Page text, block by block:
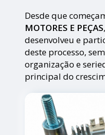
Desde que
MOTORES E PEÇAS
desenvolveu e
deste processo,
organização e
principal do